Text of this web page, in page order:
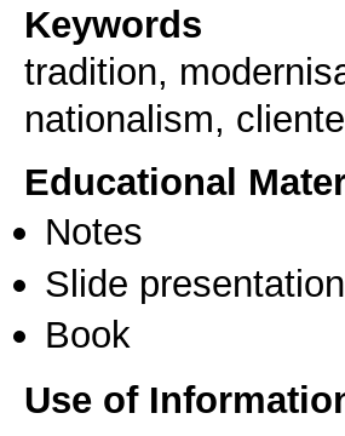
Keywords
tradition,
nationalism,
Educational
Notes
Slide
Book
Use of